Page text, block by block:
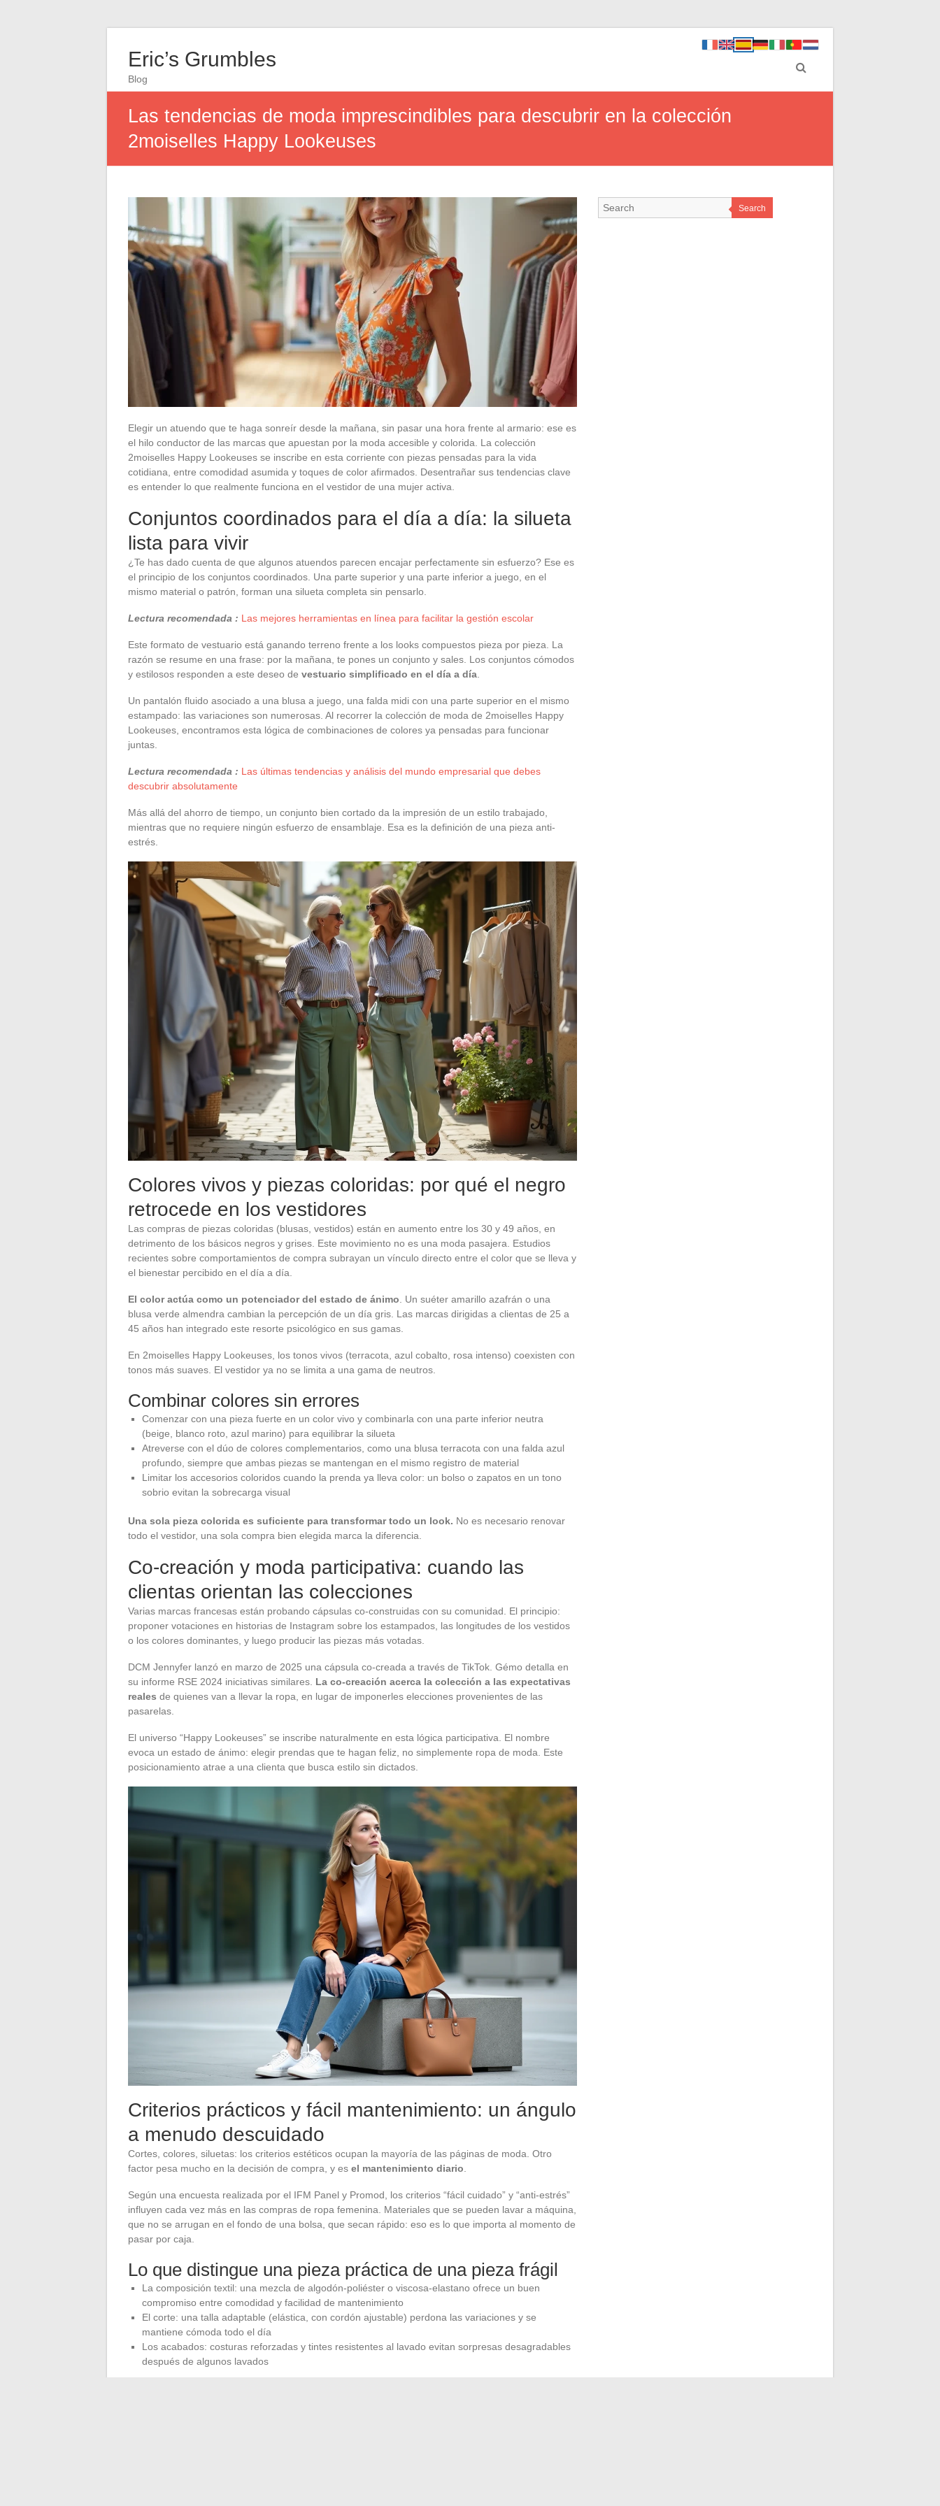
Eric’s Grumbles
Blog
Las tendencias de moda imprescindibles para descubrir en la colección
2moiselles Happy Lookeuses
Elegir un atuendo que te haga sonreír desde la mañana, sin pasar una hora frente al armario: ese es
el hilo conductor de las marcas que apuestan por la moda accesible y colorida. La colección
2moiselles Happy Lookeuses se inscribe en esta corriente con piezas pensadas para la vida
cotidiana, entre comodidad asumida y toques de color afirmados. Desentrañar sus tendencias clave
es entender lo que realmente funciona en el vestidor de una mujer activa.
Conjuntos coordinados para el día a día: la silueta
lista para vivir
¿Te has dado cuenta de que algunos atuendos parecen encajar perfectamente sin esfuerzo? Ese es
el principio de los conjuntos coordinados. Una parte superior y una parte inferior a juego, en el
mismo material o patrón, forman una silueta completa sin pensarlo.
Lectura recomendada : Las mejores herramientas en línea para facilitar la gestión escolar
Este formato de vestuario está ganando terreno frente a los looks compuestos pieza por pieza. La
razón se resume en una frase: por la mañana, te pones un conjunto y sales. Los conjuntos cómodos
y estilosos responden a este deseo de vestuario simplificado en el día a día
Un pantalón fluido asociado a una blusa a juego, una falda midi con una parte superior en el mismo
estampado: las variaciones son numerosas. Al recorrer la colección de moda de 2moiselles Happy
Lookeuses, encontramos esta lógica de combinaciones de colores ya pensadas para funcionar
juntas.
Lectura recomendada : Las últimas tendencias y análisis del mundo empresarial que debes
descubrir absolutamente
Más allá del ahorro de tiempo, un conjunto bien cortado da la impresión de un estilo trabajado,
mientras que no requiere ningún esfuerzo de ensamblaje. Esa es la definición de una pieza anti-
estrés.
Colores vivos y piezas coloridas: por qué el negro
retrocede en los vestidores
Las compras de piezas coloridas (blusas, vestidos) están en aumento entre los 30 y 49 años, en
detrimento de los básicos negros y grises. Este movimiento no es una moda pasajera. Estudios
recientes sobre comportamientos de compra subrayan un vínculo directo entre el color que se lleva y
el bienestar percibido en el día a día.
El color actúa como un potenciador del estado de ánimo . Un suéter amarillo azafrán o una
blusa verde almendra cambian la percepción de un día gris. Las marcas dirigidas a clientas de 25 a
45 años han integrado este resorte psicológico en sus gamas.
En 2moiselles Happy Lookeuses, los tonos vivos (terracota, azul cobalto, rosa intenso) coexisten con
tonos más suaves. El vestidor ya no se limita a una gama de neutros.
Combinar colores sin errores
Comenzar con una pieza fuerte en un color vivo y combinarla con una parte inferior neutra
(beige, blanco roto, azul marino) para equilibrar la silueta
Atreverse con el dúo de colores complementarios, como una blusa terracota con una falda azul
profundo, siempre que ambas piezas se mantengan en el mismo registro de material
Limitar los accesorios coloridos cuando la prenda ya lleva color: un bolso o zapatos en un tono
sobrio evitan la sobrecarga visual
Una sola pieza colorida es suficiente para transformar todo un look. No es necesario renovar
todo el vestidor, una sola compra bien elegida marca la diferencia.
Co-creación y moda participativa: cuando las
clientas orientan las colecciones
Varias marcas francesas están probando cápsulas co-construidas con su comunidad. El principio:
proponer votaciones en historias de Instagram sobre los estampados, las longitudes de los vestidos
o los colores dominantes, y luego producir las piezas más votadas.
DCM Jennyfer lanzó en marzo de 2025 una cápsula co-creada a través de TikTok. Gémo detalla en
su informe RSE 2024 iniciativas similares. La co-creación acerca la colección a las expectativas
reales de quienes van a llevar la ropa, en lugar de imponerles elecciones provenientes de las
pasarelas.
El universo “Happy Lookeuses” se inscribe naturalmente en esta lógica participativa. El nombre
evoca un estado de ánimo: elegir prendas que te hagan feliz, no simplemente ropa de moda. Este
posicionamiento atrae a una clienta que busca estilo sin dictados.
Criterios prácticos y fácil mantenimiento: un ángulo
a menudo descuidado
Cortes, colores, siluetas: los criterios estéticos ocupan la mayoría de las páginas de moda. Otro
factor pesa mucho en la decisión de compra, y es el mantenimiento diario
Según una encuesta realizada por el IFM Panel y Promod, los criterios “fácil cuidado” y “anti-estrés”
influyen cada vez más en las compras de ropa femenina. Materiales que se pueden lavar a máquina,
que no se arrugan en el fondo de una bolsa, que secan rápido: eso es lo que importa al momento de
pasar por caja.
Lo que distingue una pieza práctica de una pieza frágil
La composición textil: una mezcla de algodón-poliéster o viscosa-elastano ofrece un buen
compromiso entre comodidad y facilidad de mantenimiento
El corte: una talla adaptable (elástica, con cordón ajustable) perdona las variaciones y se
mantiene cómoda todo el día
Los acabados: costuras reforzadas y tintes resistentes al lavado evitan sorpresas desagradables
después de algunos lavados
Search